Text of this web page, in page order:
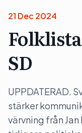
21 Dec 2024
SD
UPPDATERAD.
stärker
värvning från